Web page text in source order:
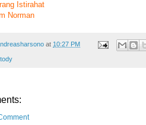
Istirahat
Norman
at 10:27 PM